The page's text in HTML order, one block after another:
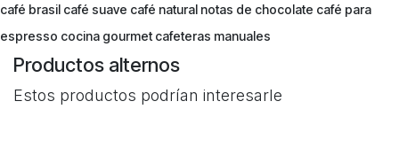
café brasil café suave café natural notas de chocolate café para
espresso cocina gourmet cafeteras manuales
Productos alternos
Estos productos podrían interesarle